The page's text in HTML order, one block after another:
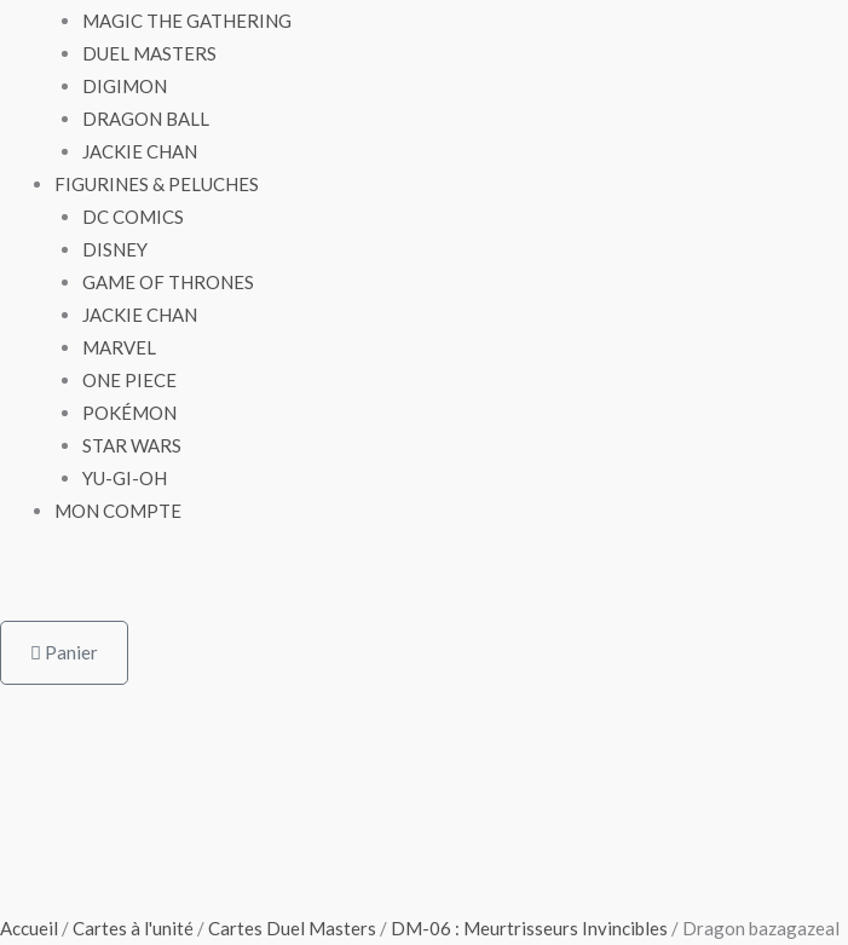
MAGIC THE GATHERING
DUEL MASTERS
DIGIMON
DRAGON BALL
JACKIE CHAN
FIGURINES & PELUCHES
DC COMICS
DISNEY
GAME OF THRONES
JACKIE CHAN
MARVEL
ONE PIECE
POKÉMON
STAR WARS
YU-GI-OH
MON COMPTE
Panier
Accueil /Cartes à l'unité /Cartes Duel Masters / DM-06 : Meurtrisseurs Invincibles / Dragon bazagazeal